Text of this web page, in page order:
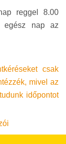
reggel 8.00
egész nap az
csak
mivel az
időpontot